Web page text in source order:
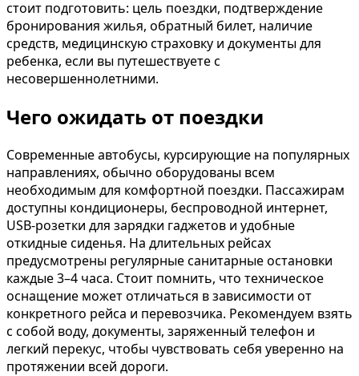
стоит подготовить: цель поездки, подтверждение
бронирования жилья, обратный билет, наличие
средств, медицинскую страховку и документы для
ребенка, если вы путешествуете с
несовершеннолетними.
Чего ожидать от поездки
Современные автобусы, курсирующие на популярных
направлениях, обычно оборудованы всем
необходимым для комфортной поездки. Пассажирам
доступны кондиционеры, беспроводной интернет,
USB-розетки для зарядки гаджетов и удобные
откидные сиденья. На длительных рейсах
предусмотрены регулярные санитарные остановки
каждые 3–4 часа. Стоит помнить, что техническое
оснащение может отличаться в зависимости от
конкретного рейса и перевозчика. Рекомендуем взять
с собой воду, документы, заряженный телефон и
легкий перекус, чтобы чувствовать себя уверенно на
протяжении всей дороги.